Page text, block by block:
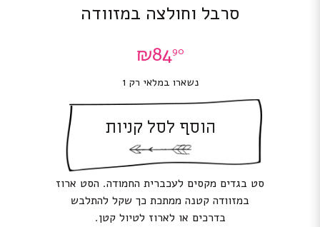
סרבל וחולצה במזוודה
₪8490
נשארו במלאי רק 1
הוסף לסל קניות
סט בגדים מקסים לעכברית החמודה. הסט ארוז
במזוודה קטנה ממתכת כך שקל להתלבש
בדרכים או לארוז לטיול קטן.